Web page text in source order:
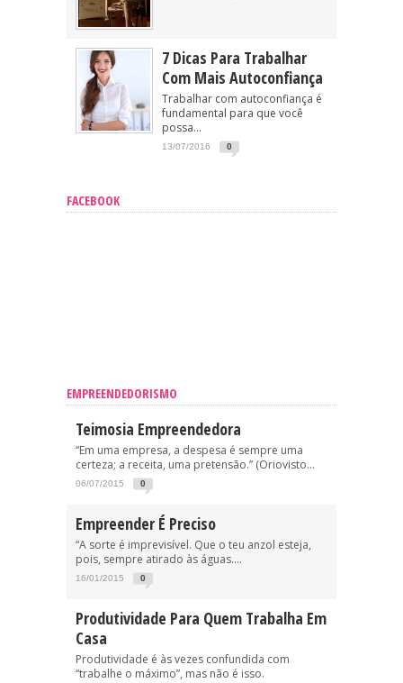
7 Dicas Para Trabalhar
Com Mais Autoconfiança
Trabalhar com autoconfiança é
fundamental para que você
possa...
13/07/2016 0
FACEBOOK
EMPREENDEDORISMO
Teimosia Empreendedora
“Em uma empresa, a despesa é sempre uma
certeza; a receita, uma pretensão.” (Oriovisto...
06/07/2015 0
Empreender É Preciso
“A sorte é imprevisível. Que o teu anzol esteja,
pois, sempre atirado às águas....
16/01/2015 0
Produtividade Para Quem Trabalha Em
Casa
Produtividade é às vezes confundida com
“trabalhe o máximo”, mas não é isso.